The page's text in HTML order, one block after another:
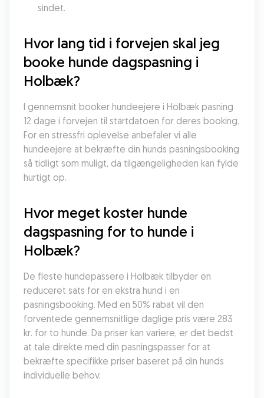
sindet.
Hvor lang tid i forvejen skal jeg
booke hunde dagspasning i
Holbæk?
I gennemsnit booker hundeejere i Holbæk pasning
12 dage i forvejen til startdatoen for deres booking.
For en stressfri oplevelse anbefaler vi alle
hundeejere at bekræfte din hunds pasningsbooking
så tidligt som muligt, da tilgængeligheden kan fylde
hurtigt op.
Hvor meget koster hunde
dagspasning for to hunde i
Holbæk?
De fleste hundepassere i Holbæk tilbyder en
reduceret sats for en ekstra hund i en
pasningsbooking. Med en 50% rabat vil den
forventede gennemsnitlige daglige pris være 283
kr. for to hunde. Da priser kan variere, er det bedst
at tale direkte med din pasningspasser for at
bekræfte specifikke priser baseret på din hunds
individuelle behov.